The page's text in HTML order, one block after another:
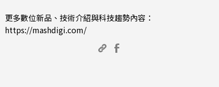
更多數位新品、技術介紹與科技趨勢內容：
https://mashdigi.com/